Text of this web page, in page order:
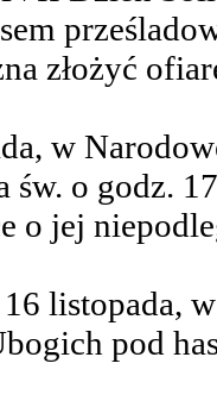
złożyć
w
św. o godz.
o jej
listopada,
pod